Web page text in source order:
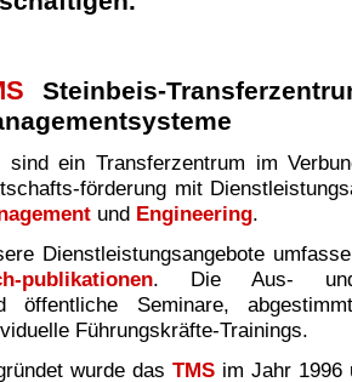
Steinbeis-
sind ein Transferzentrum im
förderung mit
und Engineering.
Dienstleistungsangebote
publikationen. Die Aus- und
öffentliche Seminare,
Führungskräfte-Trainings.
wurde das TMS im Jahr